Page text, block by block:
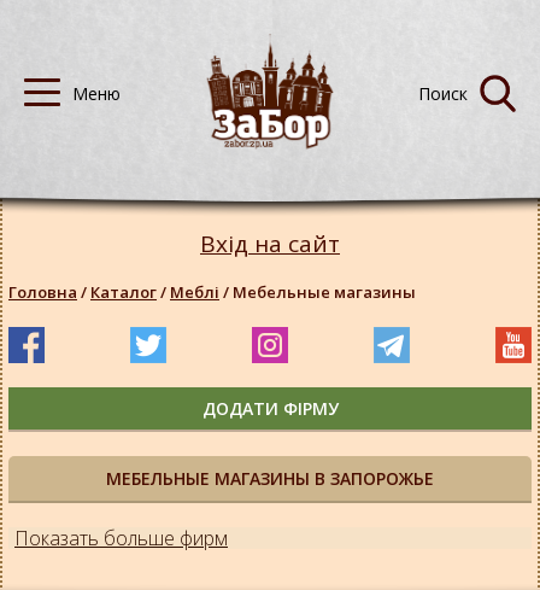
МЕБЕЛЬНЫЕ МАГАЗИНЫ В ЗАПОРОЖЬЕ
Показать больше фирм
Вхід на сайт
Головна / Каталог/ Меблі / Мебельные магазины
ДОДАТИ ФІРМУ